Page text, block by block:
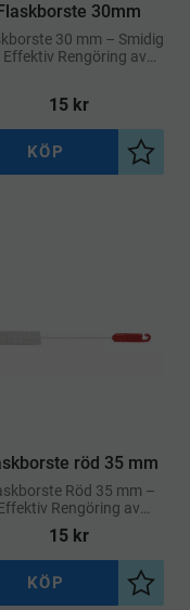
30mm
30 mm – Smidig
Effektiv Rengöring av
15kr
Lägg
KÖP
röd 35 mm
Röd 35 mm –
Rengöring av
Flaskor och Trånga
Utrymmen
15kr
Lägg
KÖP